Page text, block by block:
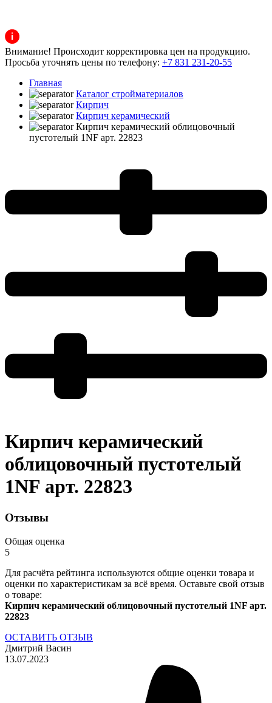
Внимание! Происходит корректировка цен на продукцию.
Просьба уточнять цены по телефону: +7 831 231-20-55
Главная
Каталог стройматериалов
Кирпич
Кирпич керамический
Кирпич керамический облицовочный
пустотелый 1NF арт. 22823
Кирпич керамический
облицовочный пустотелый
1NF арт. 22823
Отзывы
Общая оценка
5
Для расчёта рейтинга используются общие оценки товара и
оценки по характеристикам за всё время. Оставьте свой отзыв
о товаре:
Кирпич керамический облицовочный пустотелый 1NF арт.
22823
ОСТАВИТЬ ОТЗЫВ
Дмитрий Васин
13.07.2023